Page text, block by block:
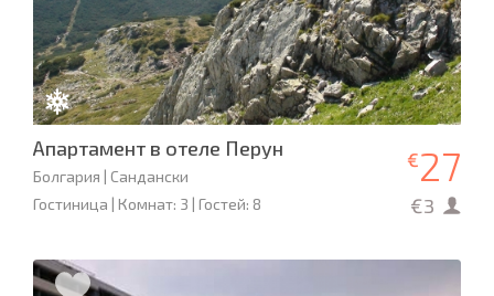
Апартамент в отеле Перун
Болгария | Сандански
Гостиница | Комнат: 3 | Гостей: 8
€27
€3